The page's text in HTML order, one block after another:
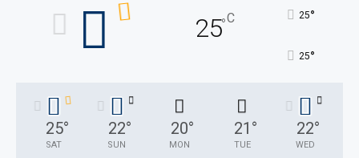
25°C 25°
25°
25°
SAT
22°
SUN
20°
MON
21 °
TUE
22°
WED